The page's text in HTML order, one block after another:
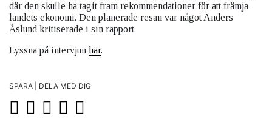
där den skulle ha tagit fram rekommendationer för att främja
landets ekonomi. Den planerade resan var något Anders
Åslund kritiserade i sin rapport.
Lyssna på intervjun här.
SPARA | DELA MED DIG